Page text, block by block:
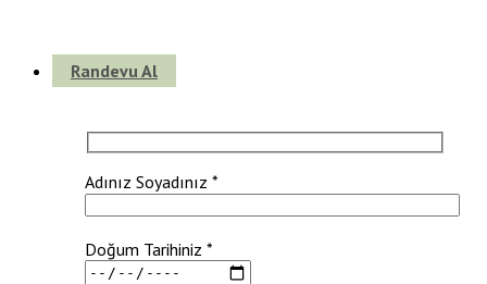
Randevu Al
Adınız Soyadınız *
Doğum Tarihiniz *